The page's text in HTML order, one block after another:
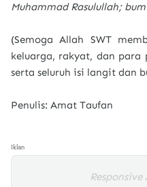
Muhammad Rasulullah;
(Semoga Allah SWT
keluarga, rakyat, dan para
serta seluruh isi langit dan
Penulis: Amat Taufan
Iklan